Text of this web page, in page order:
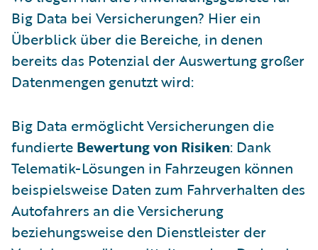
Big Data bei Versicherungen? Hier ein
Überblick über die Bereiche, in denen
bereits das Potenzial der Auswertung großer
Datenmengen genutzt wird:
Big Data ermöglicht Versicherungen die
fundierte Bewertung von Risiken: Dank
Telematik-Lösungen in Fahrzeugen können
beispielsweise Daten zum Fahrverhalten des
Autofahrers an die Versicherung
beziehungsweise den Dienstleister der